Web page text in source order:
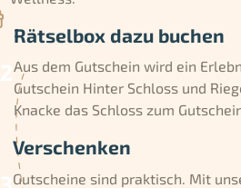
Rätselbox dazu buchen
Aus dem Gutschein wird ein
Gutschein Hinter Schloss und
Knacke das Schloss zum
Verschenken
Gutscheine sind praktisch. Mit